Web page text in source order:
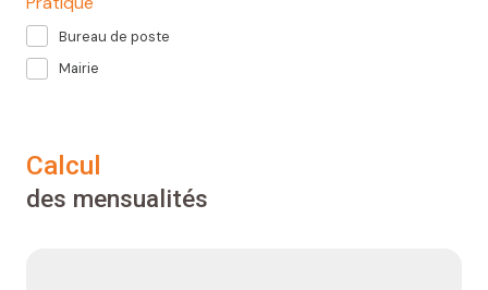
Bureau de poste
Mairie
calcul
des mensualités